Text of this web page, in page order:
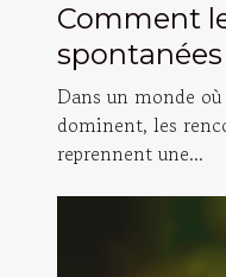
Comment
elles la
Dans un monde
dominent, les
reprennent une...